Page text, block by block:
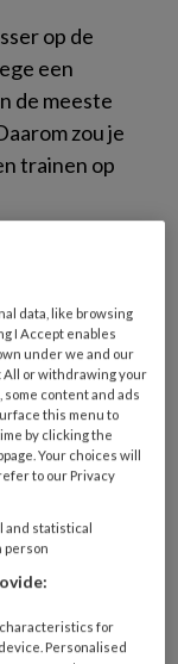
op de
een
de meeste
zou je
trainen op
That!zet
Een
op een
en slaat je
je andere
van de
data, like browsing
I Accept enables
under we and our
All or withdrawing your
content and ads
this menu to
by clicking the
Your choices will
to our Privacy
and statistical
person
for
Personalised